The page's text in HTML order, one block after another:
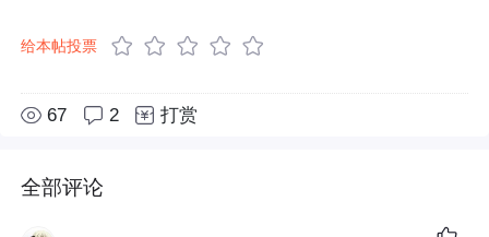
给本帖投票
67 2 打赏
全部评论